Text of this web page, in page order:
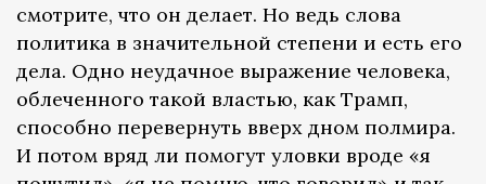
смотрите, что он делает. Но ведь слова
политика в значительной степени и есть его
дела. Одно неудачное выражение человека,
облеченного такой властью, как Трамп,
способно перевернуть вверх дном полмира.
И потом вряд ли помогут уловки вроде «я